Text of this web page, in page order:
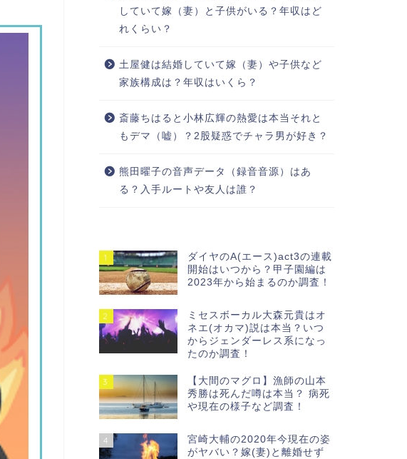
していて嫁（妻）と子供がいる？年収はど
れくらい？
土屋健は結婚していて嫁（妻）や子供など
家族構成は？年収はいくら？
斎藤ちはると小林広輝の熱愛は本当それと
もデマ（嘘）？2股疑惑でチャラ男が好き？
熊田曜子の音声データ（録音音源）はあ
る？入手ルートや友人は誰？
1
ダイヤのA(エース)act3の連載
開始はいつから？甲子園編は
2023年から始まるのか調査！
2
ミセスボーカル大森元貴はオ
ネエ(オカマ)説は本当？いつ
からジェンダーレス系になっ
たのか調査！
3
【大間のマグロ】漁師の山本
秀勝は死んだ噂は本当？ 病死
や現在の様子など調査！
4
宮崎大輔の2020年今現在の姿
がヤバい？嫁(妻)と離婚せず